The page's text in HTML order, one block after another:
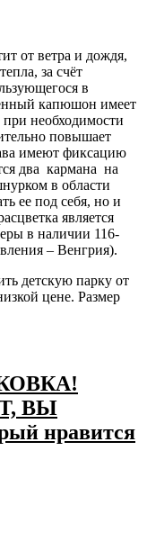
от ветра и дождя,
за счёт
в
капюшон имеет
необходимости
повышает
имеют фиксацию
два кармана на
в области
ее под себя, но и
является
в наличии 116-
– Венгрия).
детскую парку от
цене. Размер
ВЫ
нравится